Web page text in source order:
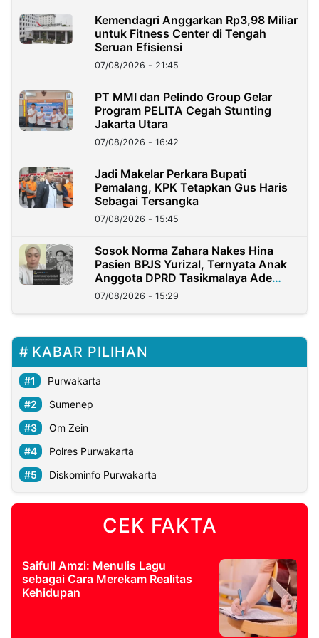
Kemendagri Anggarkan Rp3,98 Miliar
untuk Fitness Center di Tengah
Seruan Efisiensi
07/08/2026 - 21:45
PT MMI dan Pelindo Group Gelar
Program PELITA Cegah Stunting
Jakarta Utara
07/08/2026 - 16:42
Jadi Makelar Perkara Bupati
Pemalang, KPK Tetapkan Gus Haris
Sebagai Tersangka
07/08/2026 - 15:45
Sosok Norma Zahara Nakes Hina
Pasien BPJS Yurizal, Ternyata Anak
Anggota DPRD Tasikmalaya Ade
Lukman
07/08/2026 - 15:29
KABAR PILIHAN
Purwakarta
Sumenep
Om Zein
Polres Purwakarta
Diskominfo Purwakarta
CEK FAKTA
Saifull Amzi: Menulis Lagu
sebagai Cara Merekam Realitas
Kehidupan